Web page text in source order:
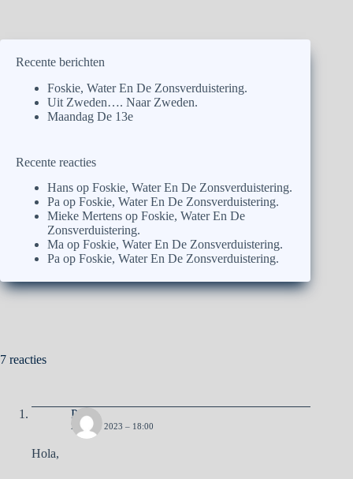
Recente berichten
Foskie, Water En De Zonsverduistering.
Uit Zweden…. Naar Zweden.
Maandag De 13e
Recente reacties
Hans op Foskie, Water En De Zonsverduistering.
Pa op Foskie, Water En De Zonsverduistering.
Mieke Mertens op Foskie, Water En De
Zonsverduistering.
Ma op Foskie, Water En De Zonsverduistering.
Pa op Foskie, Water En De Zonsverduistering.
7 reacties
Pa
27 JUNI 2023 – 18:00
Hola,